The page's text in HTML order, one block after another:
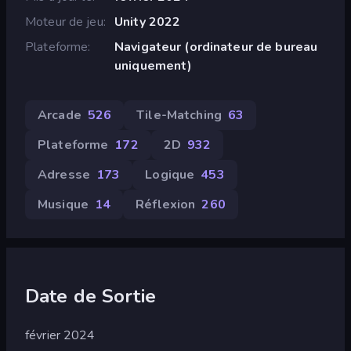
Moteur de jeu
Unity 2022
Plateforme
Navigateur (ordinateur de bureau
uniquement)
Arcade 526 Tile-Matching 63
Plateforme 172 2D 932
Adresse 173 Logique 453
Musique 14 Réflexion 260
Date de Sortie
février 2024